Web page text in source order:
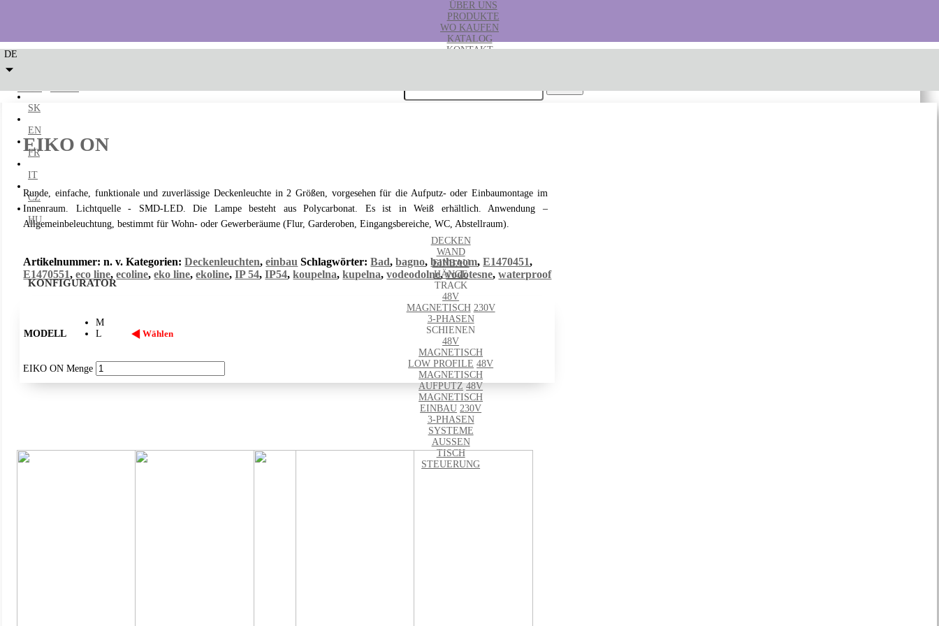
ÜBER UNS
PRODUKTE
WO KAUFEN
KATALOG
KONTAKT
DE
SK
EN
FR
IT
CZ
HU
DECKEN
WAND
EINBAU
HÄNGE
TRACK
48V
MAGNETISCH 230V
3-PHASEN
SCHIENEN
48V
MAGNETISCH
LOW PROFILE 48V
MAGNETISCH
AUFPUTZ 48V
MAGNETISCH
EINBAU 230V
3-PHASEN
SYSTEME
AUSSEN
TISCH
STEUERUNG
EIKO ON
Runde, einfache, funktionale und zuverlässige Deckenleuchte in 2 Größen, vorgesehen für die Aufputz- oder Einbaumontage im
Innenraum. Lichtquelle - SMD-LED. Die Lampe besteht aus Polycarbonat. Es ist in Weiß erhältlich. Anwendung –
Allgemeinbeleuchtung, bestimmt für Wohn- oder Gewerberäume (Flur, Garderoben, Eingangsbereiche, WC, Abstellraum).
Artikelnummer:n. v. Kategorien:Deckenleuchten,einbau Schlagwörter:Bad,bagno,bathroom,E1470451,
E1470551,eco line,ecoline,eko line,ekoline,IP 54,IP54,koupelna,kupelna,vodeodolne,vodotesne,waterproof
KONFIGURATOR
MODELL
M
L
EIKO ON Menge
Wählen